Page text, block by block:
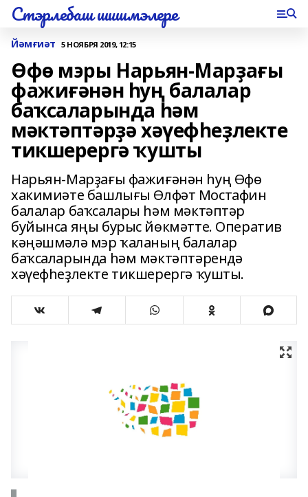
Стэрлебаш шишмэлере
Йәмғиәт 5 НОЯБРЯ 2019, 12:15
Өфө мэры Нарьян-Марҙағы
фажиғәнән һуң балалар
баҡсаларында һәм
мәктәптәрҙә хәүефһеҙлекте
тикшерергә ҡушты
Нарьян-Марҙағы фажиғәнән һуң Өфө
хакимиәте башлығы Өлфәт Мостафин
балалар баҡсалары һәм мәктәптәр
буйынса яңы бурыс йөкмәтте. Оператив
кәңәшмәлә мэр ҡаланың балалар
баҡсаларында һәм мәктәптәрендә
хәүефһеҙлекте тикшерергә ҡушты.